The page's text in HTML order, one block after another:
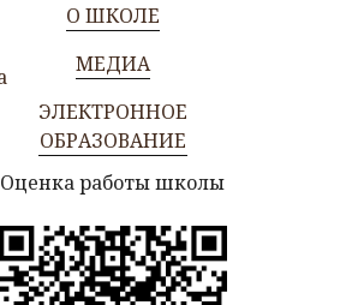
О ШКОЛЕ
МЕДИА
ЭЛЕКТРОННОЕ
ОБРАЗОВАНИЕ
Оценка работы школы